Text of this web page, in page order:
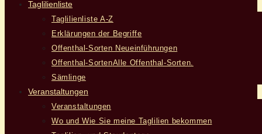
Taglilienliste
Taglilienliste A-Z
Erklärungen der Begriffe
Offenthal-Sorten Neueinführungen
Offenthal-SortenAlle Offenthal-Sorten.
Sämlinge
Veranstaltungen
Veranstaltungen
Wo und Wie Sie meine Taglilien bekommen